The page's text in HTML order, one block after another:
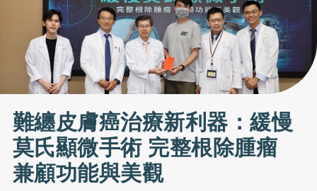
難纏皮膚癌治療新利器：緩慢
莫氏顯微手術 完整根除腫瘤
兼顧功能與美觀